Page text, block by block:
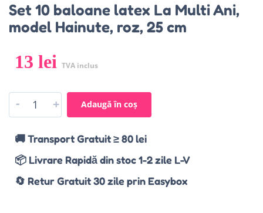
Set 10 baloane latex La Multi Ani,
model Hainute, roz, 25 cm
13 lei TVA inclus
- + Adaugă în coș
🚚 Transport Gratuit ≥ 80 lei
📦 Livrare Rapidă din stoc 1-2 zile L-V
🔄 Retur Gratuit 30 zile prin Easybox